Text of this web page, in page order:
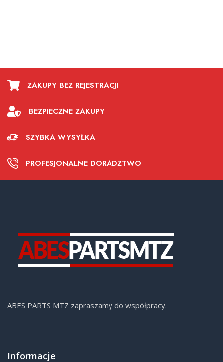
ZAKUPY BEZ REJESTRACJI
BEZPIECZNE ZAKUPY
SZYBKA WYSYŁKA
PROFESJONALNE DORADZTWO
ABES PARTS MTZ zapraszamy do współpracy.
Informacje